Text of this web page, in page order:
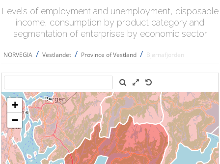
Levels of employment and unemployment, disposable
income, consumption by product category and
segmentation of enterprises by economic sector
NORVEGIA / Vestlandet / Province of Vestland / Bjørnafjorden